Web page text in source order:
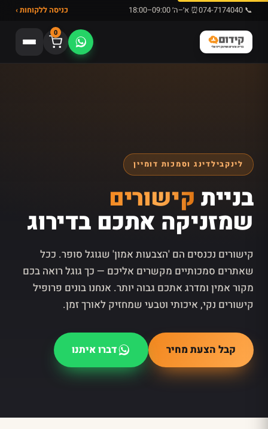
📞 074-7174040 ⏰ א׳–ה׳ 09:00–18:00 כניסה ללקוחות ›
0
לינקבילדינג וסמכות דומיין
בניית קישורים
שמזניקה אתכם בדירוג
קישורים נכנסים הם 'הצבעות אמון' שגוגל סופר. ככל
שאתרים סמכותיים מקשרים אליכם — כך גוגל רואה בכם
מקור אמין ומדרג אתכם גבוה יותר. אנחנו בונים פרופיל
קישורים נקי, איכותי וטבעי שמחזיק לאורך זמן.
קבל הצעת מחיר דברו איתנו